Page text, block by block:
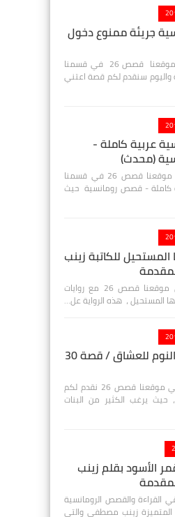
جريئة ممنوع دخول
مرحباً بكم أصدقائي وأحبابي في موقعنا قصص 26 في قسمنا
سنقدم لكم قصة اعتني
عربية كاملة -
(محدث)
مرحباً بكم أصدقائي وأحبابي في موقعنا قصص 26 في قسمنا
كاملة - قصص رومانسية حيث
للكاتبة زينب
مرحباً بكم أصدقائي وأحبابي في موقعنا قصص 26 مع روايات
المستحيل ، هذه الرواية عل…
حواديت قبل النوم للعشاق / قصة 30
مرحباً بكم جميع أصدقائي ومتابعي موقعنا قصص 26 نقدم لكم
يرغب الكثير من البنات
الأسود بقلم زينب
القراءة والقصص الرومانسية
المتميزة زينب مصطفى والتي